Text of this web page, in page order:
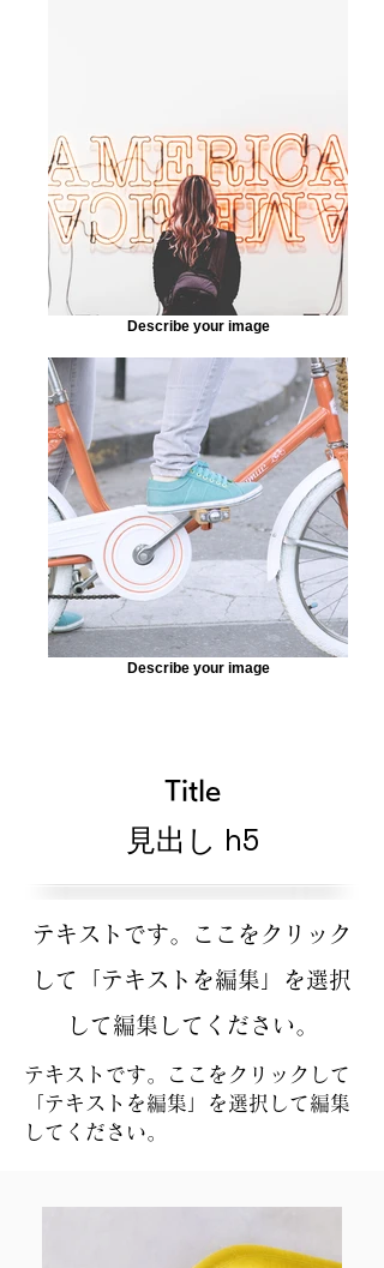
Describe your image
Describe your image
Title
見出し h5
テキストです。ここをクリック
して「テキストを編集」を選択
して編集してください。
テキストです。ここをクリックして
「テキストを編集」を選択して編集
してください。